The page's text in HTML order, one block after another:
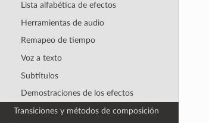
Lista alfabética de efectos
Herramientas de audio
Remapeo de tiempo
Voz a texto
Subtítulos
Demostraciones de los efectos
Transiciones y métodos de composición